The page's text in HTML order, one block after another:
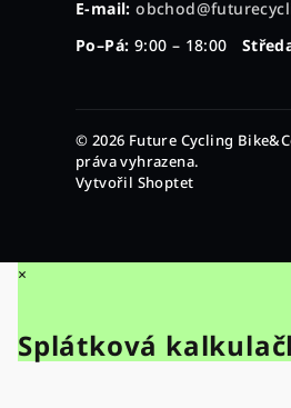
E-mail:
Po–Pá: 9:00 – 18:00
© 2026 Future Cycling
práva vyhrazena.
Vytvořil Shoptet
×
Splátková